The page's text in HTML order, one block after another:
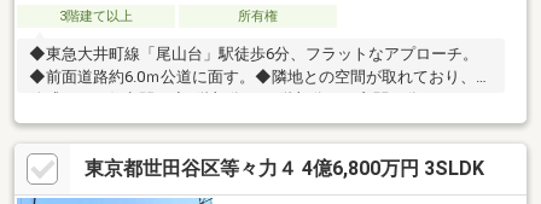
3階建て以上 所有権
◆東急大井町線「尾山台」駅徒歩6分、フラットなアプローチ。
◆前面道路約6.0ｍ公道に面す。◆隣地との空間が取れており、開
り、独立二世帯住宅の他、賃貸併用住宅やアトリエ等、多種多様
な用途でご検討頂けます。◆洋室3部屋、和室2部屋、納戸が複数
ある他、収納も豊富。◆東京ミサワホーム（株）旧施工の注文住
宅。スーパーオオゼキ尾山台店・・・・・・・約310ｍセブンイ
東京都世田谷区等々力４ 4億6,800万円 3SLDK